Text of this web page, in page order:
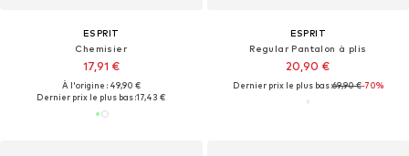
ESPRIT
Chemisier
17,91 €
À l'origine : 49,90 €
Dernier prix le plus bas :17,43 €
ESPRIT
Regular Pantalon à plis
20,90 €
Dernier prix le plus bas :69,90 €-70%